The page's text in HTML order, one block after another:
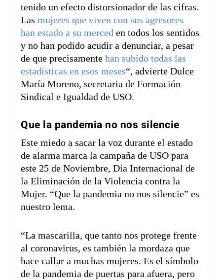
tenido un efecto distorsionador de las cifras.
Lasmujeres que viven con sus agresores
han estado a su merced en todos los sentidos
y no han podido acudir a denunciar, a pesar
de que precisamentehan subido todas las
estadísticas en esos meses“, advierte Dulce
María Moreno, secretaria de Formación
Sindical e Igualdad de USO.
Que la pandemia no nos silencie
Este miedo a sacar la voz durante el estado
de alarma marca la campaña de USO para
este 25 de Noviembre, Día Internacional de
la Eliminación de la Violencia contra la
Mujer. “Que la pandemia no nos silencie” es
nuestro lema.
“La mascarilla, que tanto nos protege frente
al coronavirus, es también la mordaza que
hace callar a muchas mujeres. Es el símbolo
de la pandemia de puertas para afuera, pero